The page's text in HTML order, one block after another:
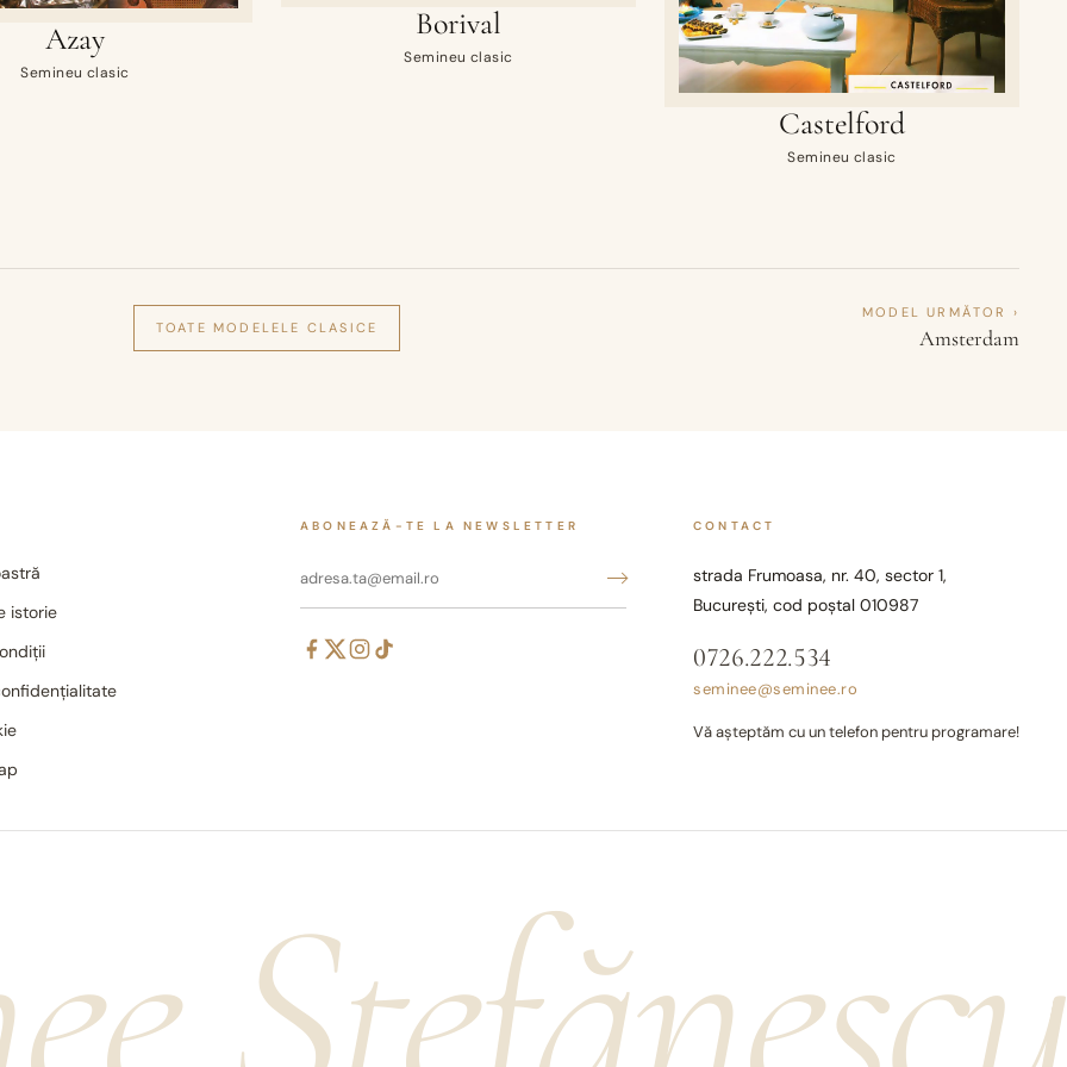
Azay
Semineu clasic
Borival
Semineu clasic
Castelford
Semineu clasic
TOATE MODELELE CLASICE
MODEL URMĂTOR ›
Amsterdam
istorie
ABONEAZĂ-TE LA NEWSLETTER CONTACT
strada Frumoasa, nr. 40, sector 1,
București, cod poștal 010987
0726.222.534
seminee@seminee.ro
Vă așteptăm cu un telefon pentru programare!